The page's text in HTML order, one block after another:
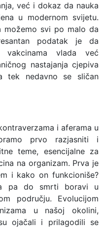
već i dokaz da nauka
u modernom svijetu.
svi po malo da
podatak je da
vakcinama vlada već
nastajanja cjepiva
tek nedavno se sličan
i aferama u
prvo razjasniti i
teme, esencijalne za
na organizam. Prva je
i kako on funkcioniše?
pa do smrti boravi u
području. Evolucijom
u našoj okolini,
ojačali i prilagodili se